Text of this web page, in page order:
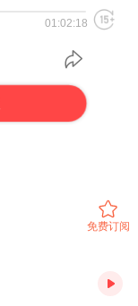
01:02:18
免费订阅